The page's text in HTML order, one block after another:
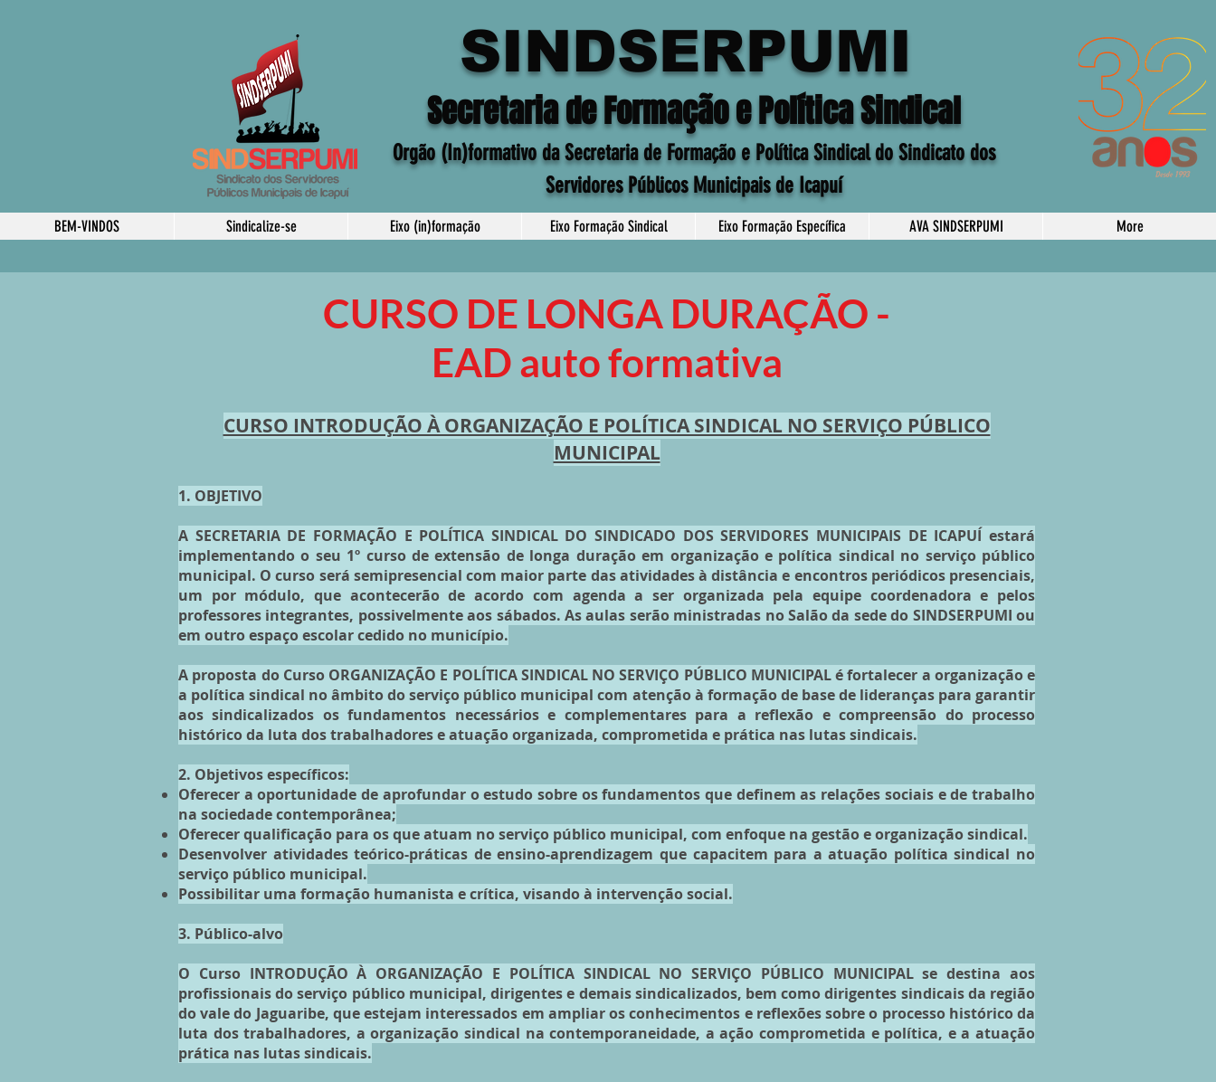
SINDSERPUMI
Secretaria de Formação e Política Sindical
Orgão (In)formativo da Secretaria de Formação e Política Sindical do Sindicato dos
Servidores Públicos Municipais de Icapuí
BEM-VINDOS Sindicalize-se Eixo (in)formação Eixo Formação Sindical Eixo Formação Específica AVA SINDSERPUMI More
CURSO DE LONGA DURAÇÃO -
EAD auto formativa
CURSO INTRODUÇÃO À ORGANIZAÇÃO E POLÍTICA SINDICAL NO SERVIÇO PÚBLICO
MUNICIPAL
1. OBJETIVO
A SECRETARIA DE FORMAÇÃO E POLÍTICA SINDICAL DO SINDICADO DOS SERVIDORES MUNICIPAIS DE ICAPUÍ estará
implementando o seu 1º curso de extensão de longa duração em organização e política sindical no serviço público
municipal. O curso será semipresencial com maior parte das atividades à distância e encontros periódicos presenciais,
um por módulo, que acontecerão de acordo com agenda a ser organizada pela equipe coordenadora e pelos
professores integrantes, possivelmente aos sábados. As aulas serão ministradas no Salão da sede do SINDSERPUMI ou
em outro espaço escolar cedido no município.
A proposta do Curso ORGANIZAÇÃO E POLÍTICA SINDICAL NO SERVIÇO PÚBLICO MUNICIPAL é fortalecer a organização e
a política sindical no âmbito do serviço público municipal com atenção à formação de base de lideranças para garantir
aos sindicalizados os fundamentos necessários e complementares para a reflexão e compreensão do processo
histórico da luta dos trabalhadores e atuação organizada, comprometida e prática nas lutas sindicais.
2. Objetivos específicos:
Oferecer a oportunidade de aprofundar o estudo sobre os fundamentos que definem as relações sociais e de trabalho
na sociedade contemporânea;
Oferecer qualificação para os que atuam no serviço público municipal, com enfoque na gestão e organização sindical.
Desenvolver atividades teórico-práticas de ensino-aprendizagem que capacitem para a atuação política sindical no
serviço público municipal.
Possibilitar uma formação humanista e crítica, visando à intervenção social.
3. Público-alvo
O Curso INTRODUÇÃO À ORGANIZAÇÃO E POLÍTICA SINDICAL NO SERVIÇO PÚBLICO MUNICIPAL se destina aos
profissionais do serviço público municipal, dirigentes e demais sindicalizados, bem como dirigentes sindicais da região
do vale do Jaguaribe, que estejam interessados em ampliar os conhecimentos e reflexões sobre o processo histórico da
luta dos trabalhadores, a organização sindical na contemporaneidade, a ação comprometida e política, e a atuação
prática nas lutas sindicais.